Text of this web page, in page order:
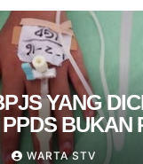
YANG
BUKAN
SARDJITO
WARTA STV